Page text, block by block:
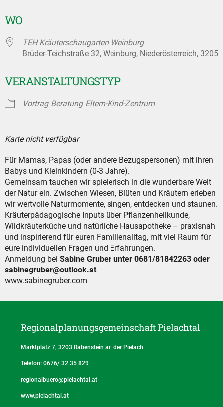
WO
TEH Kräuterschaugarten Weinburg
Brüder-Teichstraße 32, Weinburg, Niederösterreich, 3205
VERANSTALTUNGSTYP
Vortrag Beratung Eltern-Kind-Zentrum
Karte nicht verfügbar
Für Mamas, Papas (oder andere Bezugspersonen) mit ihren
Babys und Kleinkindern (0-3 Jahre).
Gemeinsam tauchen wir spielerisch in die wunderbare Welt
der Natur ein. Zwischen Wiesen, Blüten und Kräutern erleben
wir wertvolle Naturmomente, singen, entdecken und staunen.
Kräuterpädagogische Inputs über Pflanzenheilkunde,
Wildkräuterküche und natürliche Hausapotheke – praxisnah
und inspirierend für euren Familienalltag, mit viel Raum für
eure individuellen Fragen und Erfahrungen.
Anmeldung bei Sabine Gruber unter 0681/81842263 oder
sabinegruber@outlook.at
www.sabinegruber.com
Regionalplanungs­gemeinschaft Pielachtal
Marktplatz 7, 3203 Rabenstein an der Pielach
Telefon: 0676/ 32 35 829
regionalbuero@pielachtal.at
www.pielachtal.at